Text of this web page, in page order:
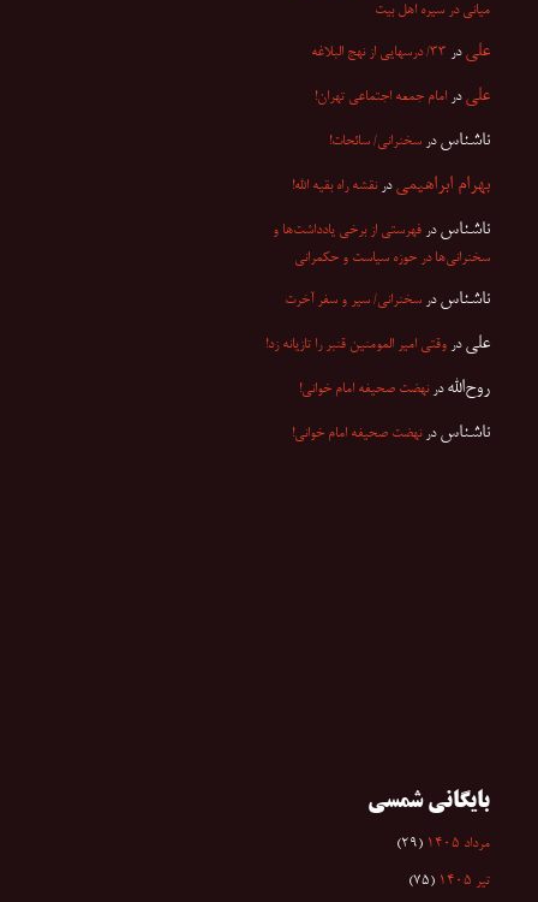
میانی در سیره اهل بیت
علی در ۳۳/ درسهایی از نهج البلاغه
علی در امام جمعه اجتماعی تهران!
ناشناس در سخنرانی/ سائحات!
بهرام ابراهیمی درنقشه راه بقیه الله!
ناشناس در فهرستی از برخی یادداشت‌ها و
سخنرانی‌ها در حوزه سیاست و حکمرانی
ناشناس در سخنرانی/ سیر و سفر آخرت
علی در وقتی امیر المومنین قنبر را تازیانه زد!
روح‌الله درنهضت صحیفه امام خوانی!
ناشناس درنهضت صحیفه امام خوانی!
بایگانی شمسی
مرداد ۱۴۰۵ (۲۹)
تیر ۱۴۰۵ (۷۵)